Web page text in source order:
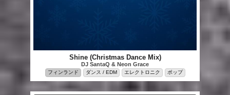
Shine (Christmas Dance Mix)
DJ SantaQ & Neon Grace
フィンランド ダンス / EDM エレクトロニク ポップ